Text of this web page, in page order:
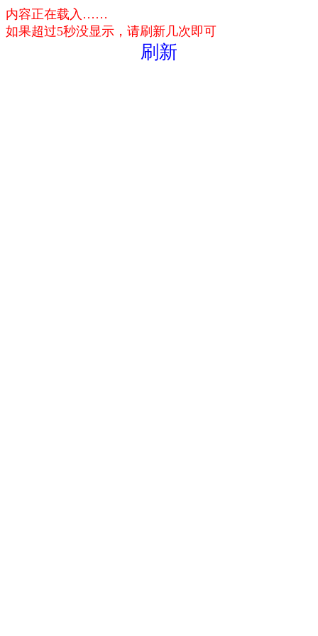
内容正在载入……
如果超过5秒没显示，请刷新几次即可
刷新